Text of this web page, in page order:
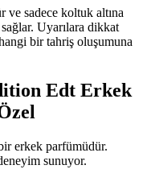
ve sadece koltuk altına
Uyarılara dikkat
bir tahriş oluşumuna
Edt Erkek
erkek parfümüdür.
sunuyor.